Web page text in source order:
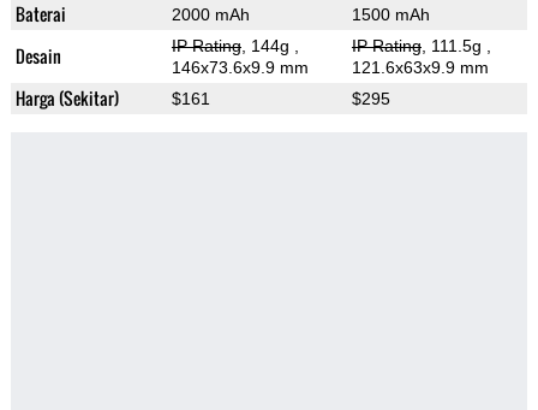
Baterai 2000 mAh 1500 mAh
Desain IP Rating, 144g
146x73.6x9.9 mm
IP Rating, 111.5g
121.6x63x9.9 mm
Harga (Sekitar) $161 $295